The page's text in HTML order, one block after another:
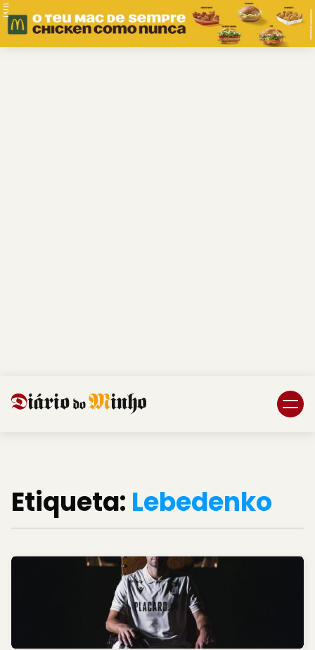
PUB.
Etiqueta: Lebedenko